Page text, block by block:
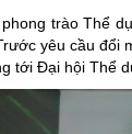
trào Thể
yêu cầu đổi
tới Đại hội Thể